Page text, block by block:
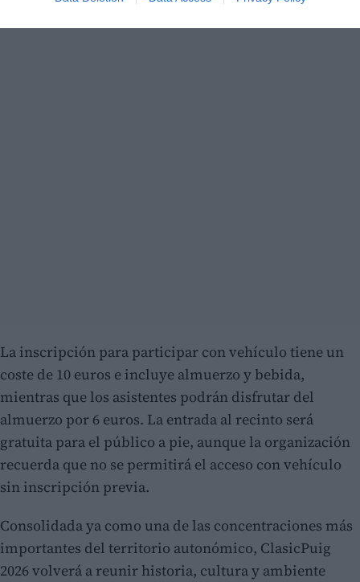
La inscripción para participar con vehículo tiene un
coste de 10 euros e incluye almuerzo y bebida,
mientras que los asistentes podrán disfrutar del
almuerzo por 6 euros. La entrada al recinto será
gratuita para el público a pie, aunque la organización
recuerda que no se permitirá el acceso con vehículo
sin inscripción previa.
Consolidada ya como una de las concentraciones más
importantes del territorio autonómico, ClasicPuig
2026 volverá a reunir historia, cultura y ambiente